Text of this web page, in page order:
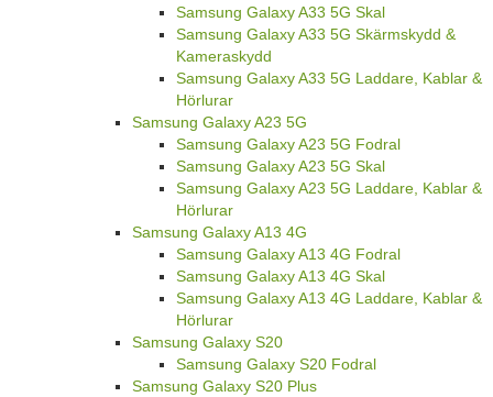
Samsung Galaxy A33 5G Skal
Samsung Galaxy A33 5G Skärmskydd &
Kameraskydd
Samsung Galaxy A33 5G Laddare, Kablar &
Hörlurar
Samsung Galaxy A23 5G
Samsung Galaxy A23 5G Fodral
Samsung Galaxy A23 5G Skal
Samsung Galaxy A23 5G Laddare, Kablar &
Hörlurar
Samsung Galaxy A13 4G
Samsung Galaxy A13 4G Fodral
Samsung Galaxy A13 4G Skal
Samsung Galaxy A13 4G Laddare, Kablar &
Hörlurar
Samsung Galaxy S20
Samsung Galaxy S20 Fodral
Samsung Galaxy S20 Plus